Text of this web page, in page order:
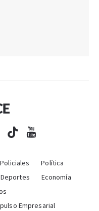
Policiales
Política
Deportes
Economía
Empresarial